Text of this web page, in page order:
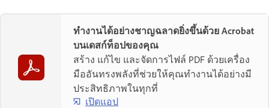
ทำงานได้อย่างชาญฉลาดยิ่งขึ้นด้วย Acrobat
บนเดสก์ท็อปของคุณ
สร้าง แก้ไข และจัดการไฟล์ PDF ด้วยเครื่อง
มืออันทรงพลังที่ช่วยให้คุณทำงานได้อย่างมี
ประสิทธิภาพในทุกที่
เปิดแอป